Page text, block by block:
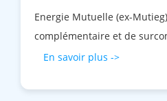
Energie Mutuelle (ex-
complémentaire et de
En savoir plus ->